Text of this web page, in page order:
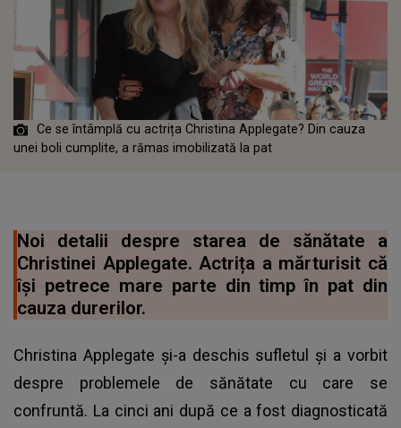
Ce se întâmplă cu actrița Christina Applegate? Din cauza
unei boli cumplite, a rămas imobilizată la pat
Noi detalii despre starea de sănătate a
Christinei Applegate. Actrița a mărturisit că
își petrece mare parte din timp în pat din
cauza durerilor.
Christina Applegate și-a deschis sufletul și a vorbit
despre problemele de sănătate cu care se
confruntă. La cinci ani după ce a fost diagnosticată